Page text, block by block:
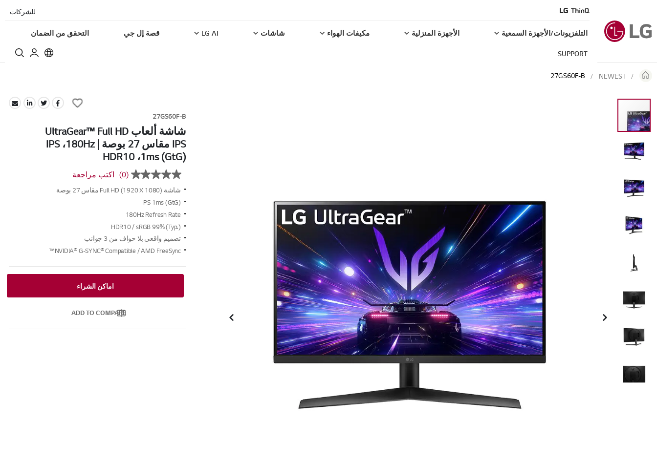
للشركات
التلفزيونات/الأجهزة السمعية الأجهزة المنزلية مكيفات الهواء شاشات LG AI قصة إل جي التحقق من الضمان
SUPPORT
NEWEST
27GS60F-B
Skip
to
the
the
gallery
Add
Wish
List
27GS60F-B
شاشة ألعاب UltraGear™ Full HD
IPS مقاس 27 بوصة | 180Hz‏، IPS
1ms (GtG)،‏ HDR10
بلا
قيمة
تصنيف
رابط
نفس
الصفحة.
(0) اكتب مراجعة
شاشة Full HD (1920 X 1080) مقاس 27 بوصة
IPS 1ms (GtG)
180Hz Refresh Rate
HDR10 / sRGB 99% (Typ.)
تصميم واقعي بلا حواف من 3 جوانب
NVIDIA® G-SYNC® Compatible / AMD FreeSync™
اماكن الشراء
ADD TO COMPARE